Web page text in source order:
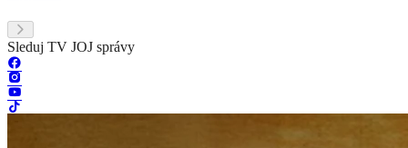
Sleduj TV JOJ správy